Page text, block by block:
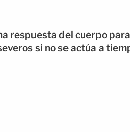
respuesta del cuerpo
si no se actúa a